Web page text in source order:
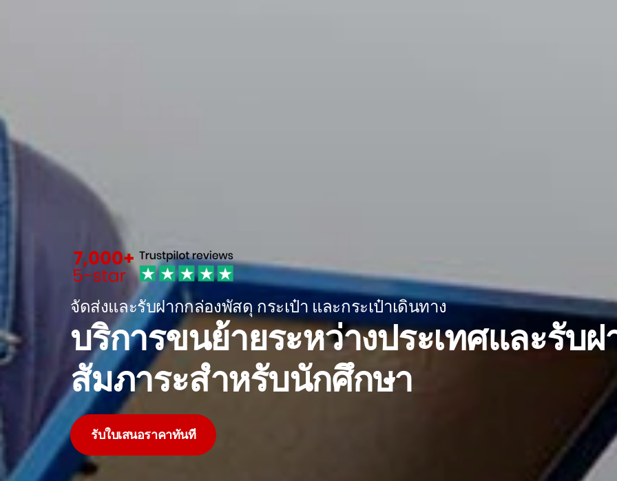
จัดส่งและรับฝากกล่องพัสดุ กระเป๋า และกระเป๋าเดินทาง
บริการขนย้ายระหว่างประเทศและรับฝ
สัมภาระสำหรับนักศึกษา
รับใบเสนอราคาทันที